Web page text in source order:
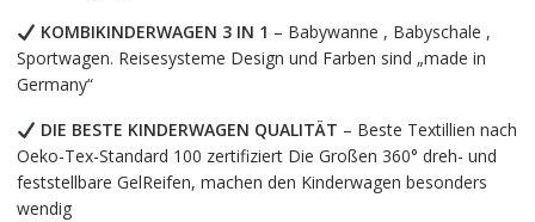
KOMBIKINDERWAGEN 3 IN 1 – Babywanne , Babyschale ,
Sportwagen. Reisesysteme Design und Farben sind „made in
Germany“
DIE BESTE KINDERWAGEN QUALITÄT – Beste Textillien nach
Oeko-Tex-Standard 100 zertifiziert Die Großen 360° dreh- und
feststellbare GelReifen, machen den Kinderwagen besonders
wendig